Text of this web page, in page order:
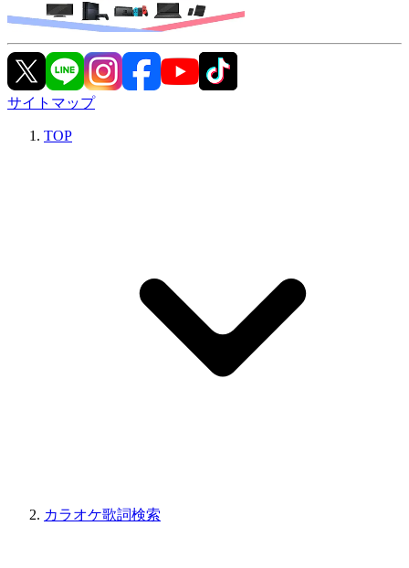
サイトマップ
TOP
カラオケ歌詞検索